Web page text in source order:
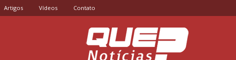
Artigos Vídeos Contato